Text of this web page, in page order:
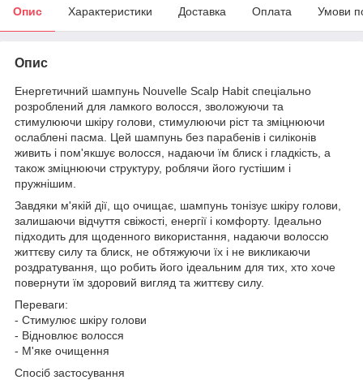
Опис Характеристики Доставка Оплата Умови
Опис
Енергетичний шампунь Nouvelle Scalp Habit спеціально
розроблений для ламкого волосся, зволожуючи та
стимулюючи шкіру голови, стимулюючи ріст та зміцнюючи
ослаблені пасма. Цей шампунь без парабенів і силіконів
живить і пом'якшує волосся, надаючи їм блиск і гладкість, а
також зміцнюючи структуру, роблячи його густішим і
пружнішим.
Завдяки м'якій дії, що очищає, шампунь тонізує шкіру голови,
залишаючи відчуття свіжості, енергії і комфорту. Ідеально
підходить для щоденного використання, надаючи волоссю
життєву силу та блиск, не обтяжуючи їх і не викликаючи
роздратування, що робить його ідеальним для тих, хто хоче
повернути їм здоровий вигляд та життєву силу.
Переваги:
- Стимулює шкіру голови
- Відновлює волосся
- М'яке очищення
Спосіб застосування